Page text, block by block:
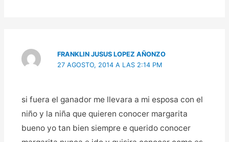
FRANKLIN JUSUS LOPEZ AÑONZO
27 AGOSTO, 2014 A LAS 2:14 PM
si fuera el ganador me llevara a mi esposa con el
niño y la niña que quieren conocer margarita
bueno yo tan bien siempre e querido conocer